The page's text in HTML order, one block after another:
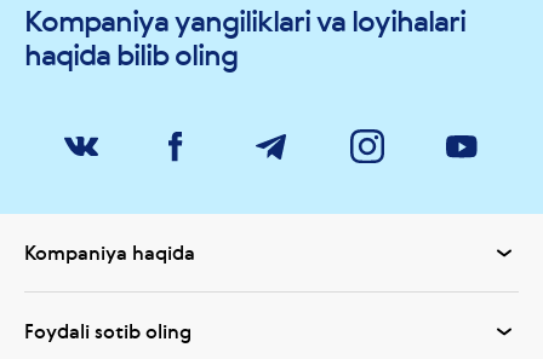
Kompaniya yangiliklari va loyihalari
haqida bilib oling
Kompaniya haqida
Foydali sotib oling